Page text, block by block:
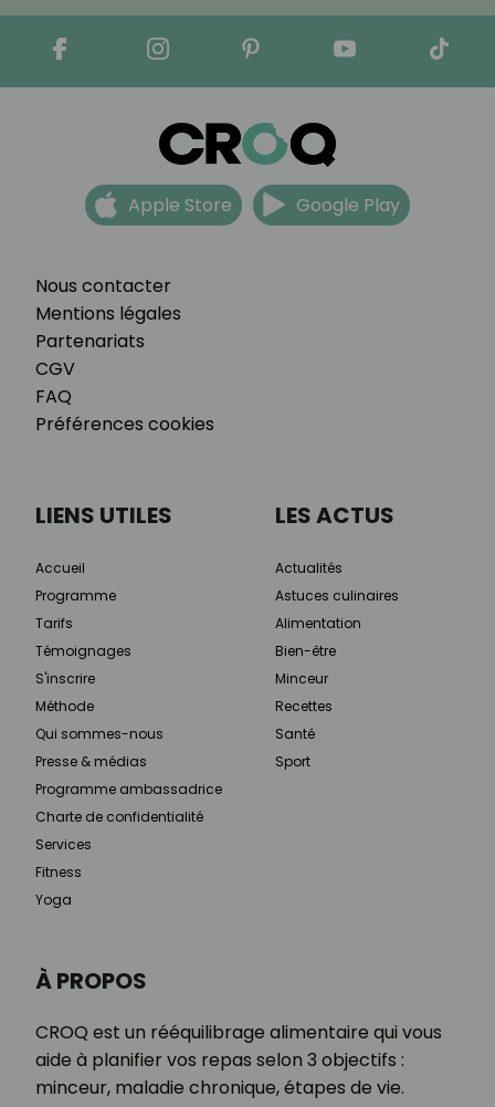
Nous contacter
Mentions légales
Partenariats
CGV
FAQ
Préférences cookies
Apple Store Google Play
À PROPOS
CROQ est un rééquilibrage alimentaire qui vous
aide à planifier vos repas selon 3 objectifs :
minceur, maladie chronique, étapes de vie.
LIENS UTILES
Accueil
Programme
Tarifs
Témoignages
S'inscrire
Méthode
Qui sommes-nous
Presse & médias
Programme ambassadrice
Charte de confidentialité
Services
Fitness
Yoga
LES ACTUS
Actualités
Astuces culinaires
Alimentation
Bien-être
Minceur
Recettes
Santé
Sport